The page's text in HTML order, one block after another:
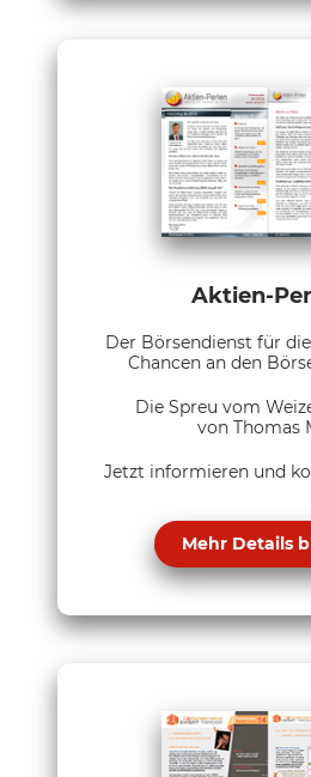
Aktien-
Der Börsendienst für
Chancen an den
Die Spreu vom
von Thomas
Jetzt informieren und
Mehr Details